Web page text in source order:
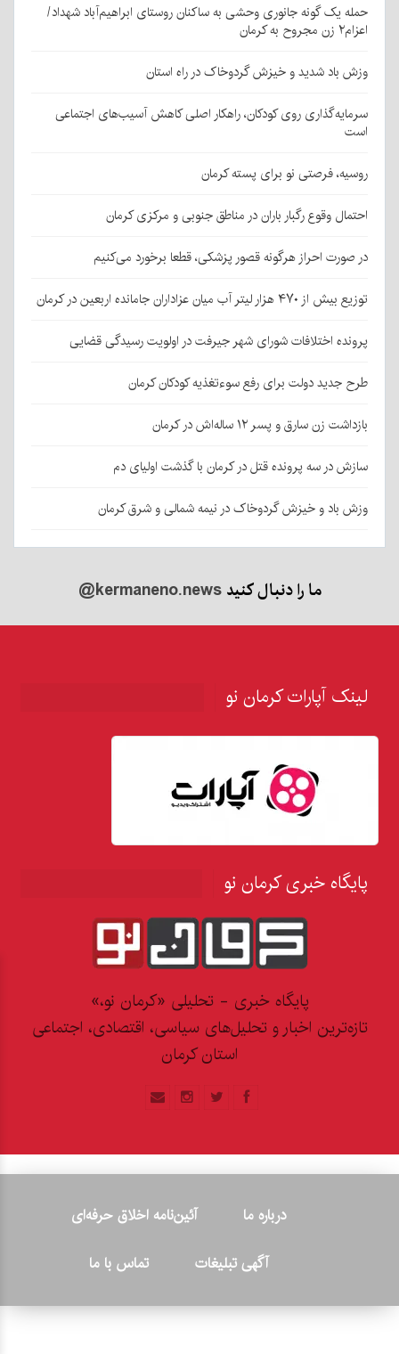
حمله یک گونه جانوری وحشی به ساکنان روستای ابراهیم‌آباد شهداد/
اعزام۲ زن مجروح به کرمان
وزش باد شدید و خیزش گردوخاک در راه استان
سرمایه‌گذاری روی کودکان، راهکار اصلی کاهش آسیب‌های اجتماعی
است
روسیه، فرصتی نو برای پسته کرمان
احتمال وقوع رگبار باران در مناطق جنوبی و مرکزی کرمان
در صورت احراز هرگونه قصور پزشکی، قطعا برخورد می‌کنیم
توزیع بیش از ۴۷۰ هزار لیتر آب میان عزاداران جامانده اربعین در کرمان
پرونده اختلافات شورای شهر جیرفت در اولویت رسیدگی قضایی
طرح جدید دولت برای رفع سوءتغذیه کودکان کرمان
بازداشت زن سارق و پسر ۱۲ ساله‌اش در کرمان
سازش در سه پرونده قتل در کرمان با گذشت اولیای دم
وزش باد و خیزش گردوخاک در نیمه شمالی و شرق کرمان
ما را دنبال کنید@kermaneno.news
لینک آپارات کرمان نو
پایگاه خبری کرمان نو
پایگاه خبری - تحلیلی «کرمان نو،»
تازه‌ترین اخبار و تحلیل‌های سیاسی، اقتصادی، اجتماعی
استان کرمان
درباره ما
آئین‌نامه اخلاق حرفه‌ای
آگهی تبلیغات
تماس با ما